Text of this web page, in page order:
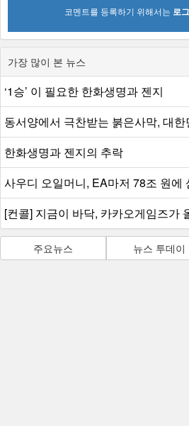
코멘트를 등록하기 위해서는 로
가장 많이 본 뉴스
‘1승’ 이 필요한 한화생명과 젠지
동서양에서 극찬받는 붉은사막, 대한
한화생명과 젠지의 추락
사우디 오일머니, EA마저 78조 원에
[컨콜] 지금이 바닥, 카카오게임즈가
주요뉴스 뉴스 투데이